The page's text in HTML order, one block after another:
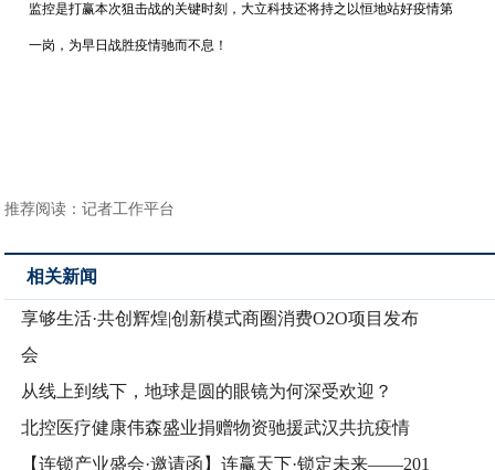
监控是打赢本次狙击战的关键时刻，大立科技还将持之以恒地站好疫情第
一岗，为早日战胜疫情驰而不息！
推荐阅读：记者工作平台
相关新闻
享够生活·共创辉煌|创新模式商圈消费O2O项目发布
会
从线上到线下，地球是圆的眼镜为何深受欢迎？
北控医疗健康伟森盛业捐赠物资驰援武汉共抗疫情
【连锁产业盛会·邀请函】连赢天下·锁定未来——201